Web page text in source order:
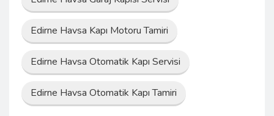
Edirne Havsa Kapı Motoru Tamiri
Edirne Havsa Otomatik Kapı Servisi
Edirne Havsa Otomatik Kapı Tamiri